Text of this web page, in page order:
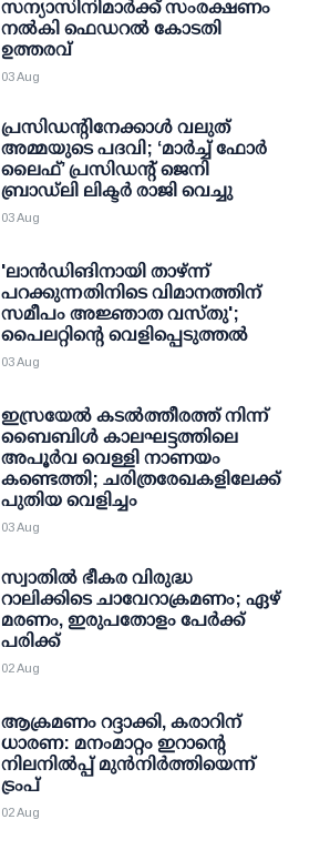
സന്യാസിനിമാർക്ക് സംരക്ഷണം
നൽകി ഫെഡറല്‍ കോടതി
ഉത്തരവ്
03 Aug
പ്രസിഡന്റിനേക്കാള്‍ വലുത്
അമ്മയുടെ പദവി; ‘മാര്‍ച്ച് ഫോര്‍
ലൈഫ്’ പ്രസിഡന്റ് ജെനി
ബ്രാഡ്ലി ലിക്ടര്‍ രാജി വെച്ചു
03 Aug
'ലാന്‍ഡിങിനായി താഴ്ന്ന്
പറക്കുന്നതിനിടെ വിമാനത്തിന്
സമീപം അജ്ഞാത വസ്തു';
പൈലറ്റിന്റെ വെളിപ്പെടുത്തല്‍
03 Aug
ഇസ്രയേൽ കടൽത്തീരത്ത് നിന്ന്
ബൈബിൾ കാലഘട്ടത്തിലെ
അപൂർവ വെള്ളി നാണയം
കണ്ടെത്തി; ചരിത്രരേഖകളിലേക്ക്
പുതിയ വെളിച്ചം
03 Aug
സ്വാതില്‍ ഭീകര വിരുദ്ധ
റാലിക്കിടെ ചാവേറാക്രമണം; ഏഴ്
മരണം, ഇരുപതോളം പേര്‍ക്ക്
പരിക്ക്
02 Aug
ആക്രമണം റദ്ദാക്കി, കരാറിന്
ധാരണ: മനംമാറ്റം ഇറാന്റെ
നിലനില്‍പ്പ് മുന്‍നിര്‍ത്തിയെന്ന്
ട്രംപ്
02 Aug